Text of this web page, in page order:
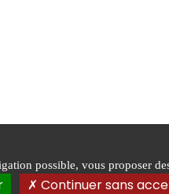
Conditions générales de
vente
possible, vous proposer
Continuer sans